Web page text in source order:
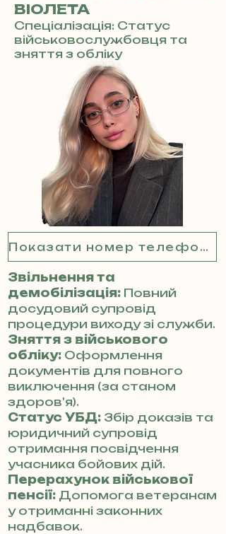
ВІОЛЕТА
Спеціалізація: Статус
військовослужбовця та
зняття з обліку
Показати номер телефону
Звільнення та
демобілізація: Повний
досудовий супровід
процедури виходу зі служби.
Зняття з військового
обліку: Оформлення
документів для повного
виключення (за станом
здоров'я).
Статус УБД: Збір доказів та
юридичний супровід
отримання посвідчення
учасника бойових дій.
Перерахунок військової
пенсії: Допомога ветеранам
у отриманні законних
надбавок.